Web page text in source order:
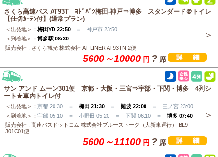
さくら高速バス AT93T ﾖﾄﾞﾊﾞｼ梅田-神戸⇒博多 スタンダード＠トイレ
【仕切ｶｰﾃﾝ付】(通常プラン)
＜出発地＞： 梅田YD 22:50 ＝ 神戸市 23:50
＜到着地＞： 博多駅 08:30
販売会社 : さくら観光 株式会社 AT LINER AT93TN-2便
5600～10000 円 ? 席
サン アンド ムーン301便 京都・大阪・三宮⇒宇部・下関・博多 4列シ
ート★車内トイレ付
＜出発地＞： 京都 20:30 ＝ 梅田 21:30 ＝ 難波 22:00 ＝ 三ノ宮 23:00
＜到着地＞： 宇部 05:10 ＝ 小野田 05:20 ＝ 下関 06:10 ＝ 博多 07:40
販売会社 : 高速バスドットコム 株式会社ブルーストーク（大新東運行） BL9-
301C01便
5600～11100 円 ? 席